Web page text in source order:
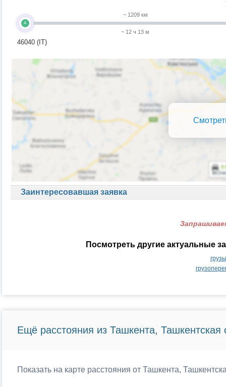
A
46040 (IT)
~ 1209 км
~ 12 ч 13 м
Заинтересовавшая заявка
Посмотреть другие актуальные
Ещё расстояния из Ташкента, Ташкентская
Показать на карте расстояния от Ташкента,